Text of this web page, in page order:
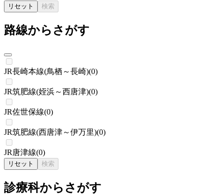
リセット 検索
路線からさがす
JR長崎本線(鳥栖～長崎)(0)
JR筑肥線(姪浜～西唐津)(0)
JR佐世保線(0)
JR筑肥線(西唐津～伊万里)(0)
JR唐津線(0)
リセット 検索
診療科からさがす